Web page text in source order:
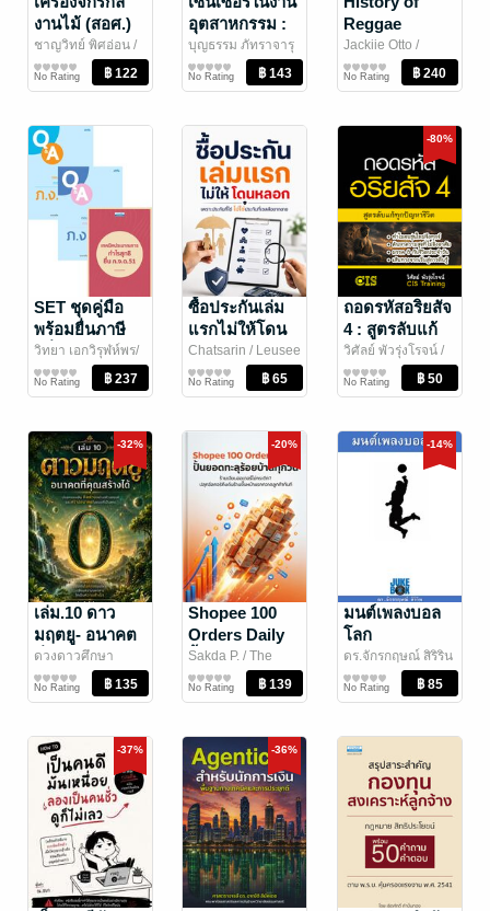
งานไม้ (สอศ.)
(รหัสวิชา
20121-2015)
ชาญวิทย์ พิศอ่อน /
ซีเอ็ดยูเคชั่น
การศึกษา/ตำรา
เรียน
No Rating
อุตสาหกรรม :
Industrial
Sensors
Fundamental
วิชา 20127-
2009)
บุญธรรม ภัทราจารุ
กุล/ ซีเอ็ดยูเคชั่น
การศึกษา/ตำรา
เรียน
No Rating
Reggae
Drummers :
จังหวะจะโดน
Jackiie Otto /
Jackiie otto
ความรู้ทั่วไป
No Rating
SET ชุดคู่มือ
พร้อมยื่นภาษี
ครึ่งปี (3 เล่ม)
วิทยา เอกวิรุฬห์พร/
วินัย ปณิธานรักษ์ชัย
/ ธรรมนิติ
การตลาดและการ
บัญชี
No Rating
ซื้อประกันเล่ม
แรกไม่ให้โดน
หลอก
Chatsarin / Leusee
Academy
การเงินการลงทุน
No Rating
-80%
ถอดรหัสอริยสัจ
4 : สูตรลับแก้
ทุกปัญหาชีวิต
วิศัลย์ พัวรุ่งโรจน์/
CIS Training
ธรรมะ/ปรัชญา
No Rating
-32%
เล่ม.10 ดาว
มฤตยู- อนาคต
ที่คุณสร้างได้
ดวงดาวศึกษา
พัฒนาตนเอง
No Rating
-20%
Shopee 100
Orders Daily
ปั้นยอดทะลุร้อย
บ้านทุกวัน
Sakda P. / The
Richmind Books
การตลาดและการ
บัญชี
No Rating
-14%
มนต์เพลงบอล
โลก
ดร.จักรกฤษณ์ สิริริน
/ สำนักพิมพ์หมีคั่ว
โลก
ดนตรีและบันเทิง
No Rating
-37% -36%